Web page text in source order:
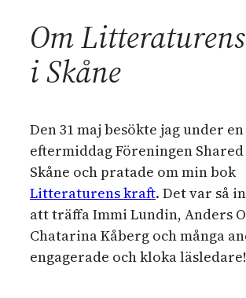
Om
i Skåne
Den 31 maj besökte jag under en
eftermiddag Föreningen Shared
Skåne och pratade om min bok
Litteraturens kraft. Det var så
att träffa Immi Lundin, Anders
Chatarina Kåberg och många
engagerade och kloka läsledare!